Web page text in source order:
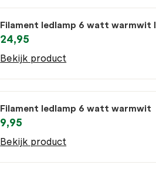
Filament ledlamp 6 watt warmwit
24,95
Bekijk product
Filament ledlamp 6 watt warmwit
9,95
Bekijk product